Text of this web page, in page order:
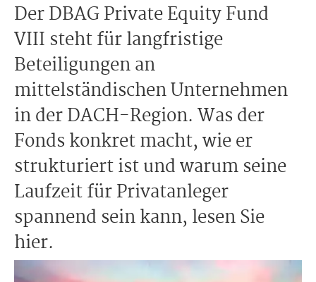
Der DBAG Private Equity Fund
VIII steht für langfristige
Beteiligungen an
mittelständischen Unternehmen
in der DACH-Region. Was der
Fonds konkret macht, wie er
strukturiert ist und warum seine
Laufzeit für Privatanleger
spannend sein kann, lesen Sie
hier.